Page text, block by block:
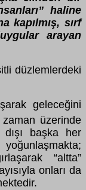
haline
kapılmış, sırf
arayan
düzlemlerdeki
geleceğini
üzerinde
başka her
“altta”
onları da